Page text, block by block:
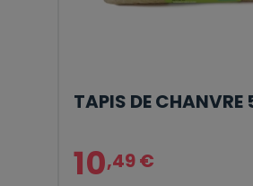
TAPIS DE CHANVRE
10,49 €